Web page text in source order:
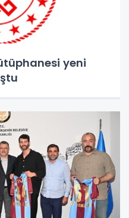
yeni